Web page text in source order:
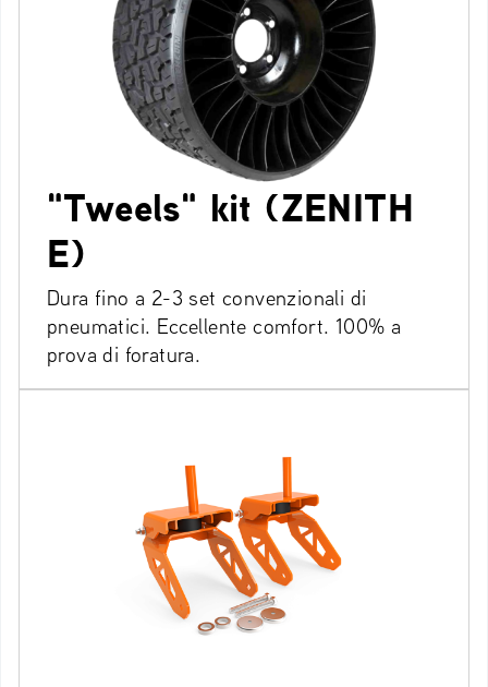
"Tweels" kit (ZENITH
E)
Dura fino a 2-3 set convenzionali di
pneumatici. Eccellente comfort. 100% a
prova di foratura.